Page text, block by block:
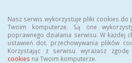
Nasz serwis wykorzystuje pliki cookies do
Twoim komputerze. Są one
poprawnego działania serwisu. W każdej
ustawień dot. przechowywania plików
Korzystając z serwisu wyrażasz
cookies na Twoim komputerze.
BIULETYN